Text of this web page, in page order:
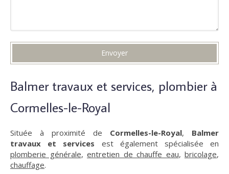
Envoyer
Balmer travaux et services, plombier à
Cormelles-le-Royal
Située à proximité de Cormelles-le-Royal, Balmer
travaux et services est également spécialisée en
plomberie générale, entretien de chauffe eau, bricolage,
chauffage.